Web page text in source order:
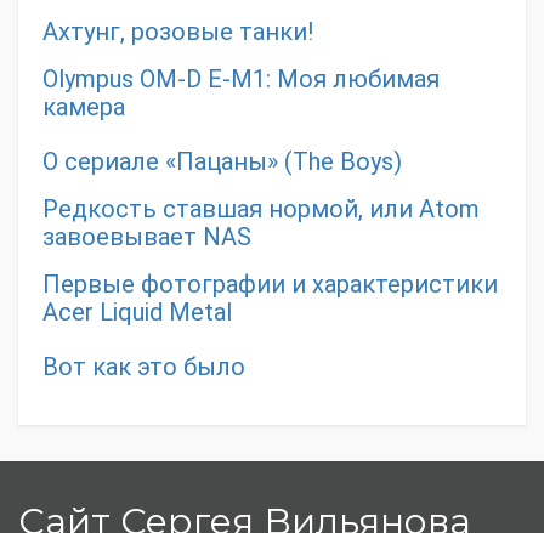
Ахтунг, розовые танки!
Olympus OM-D E-M1: Моя любимая
камера
О сериале «Пацаны» (The Boys)
Редкость ставшая нормой, или Atom
завоевывает NAS
Первые фотографии и характеристики
Acer Liquid Metal
Вот как это было
Сайт Сергея Вильянова